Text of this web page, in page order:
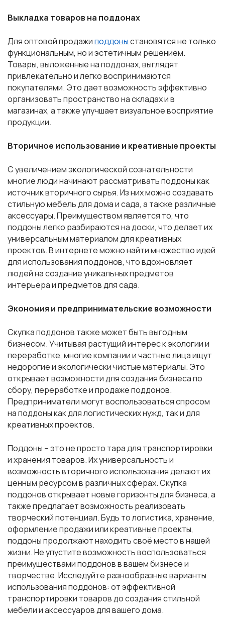
Выкладка товаров на поддонах
Для оптовой продажиподдоныстановятся не только
функциональным, но и эстетичным решением.
Товары, выложенные на поддонах, выглядят
привлекательно и легко воспринимаются
покупателями. Это дает возможность эффективно
организовать пространство на складах и в
магазинах, а также улучшает визуальное восприятие
продукции.
Вторичное использование и креативные проекты
С увеличением экологической сознательности
многие люди начинают рассматривать поддоны как
источник вторичного сырья. Из них можно создавать
стильную мебель для дома и сада, а также различные
аксессуары. Преимуществом является то, что
поддоны легко разбираются на доски, что делает их
универсальным материалом для креативных
проектов. В интернете можно найти множество идей
для использования поддонов, что вдохновляет
людей на создание уникальных предметов
интерьера и предметов для сада.
Экономия и предпринимательские возможности
Скупка поддонов также может быть выгодным
бизнесом. Учитывая растущий интерес к экологии и
переработке, многие компании и частные лица ищут
недорогие и экологически чистые материалы. Это
открывает возможности для создания бизнеса по
сбору, переработке и продаже поддонов.
Предприниматели могут воспользоваться спросом
на поддоны как для логистических нужд, так и для
креативных проектов.
Поддоны – это не просто тара для транспортировки
и хранения товаров. Их универсальность и
возможность вторичного использования делают их
ценным ресурсом в различных сферах. Скупка
поддонов открывает новые горизонты для бизнеса, а
также предлагает возможность реализовать
творческий потенциал. Будь то логистика, хранение,
оформление продажи или креативные проекты,
поддоны продолжают находить своё место в нашей
жизни. Не упустите возможность воспользоваться
преимуществами поддонов в вашем бизнесе и
творчестве. Исследуйте разнообразные варианты
использования поддонов: от эффективной
транспортировки товаров до создания стильной
мебели и аксессуаров для вашего дома.